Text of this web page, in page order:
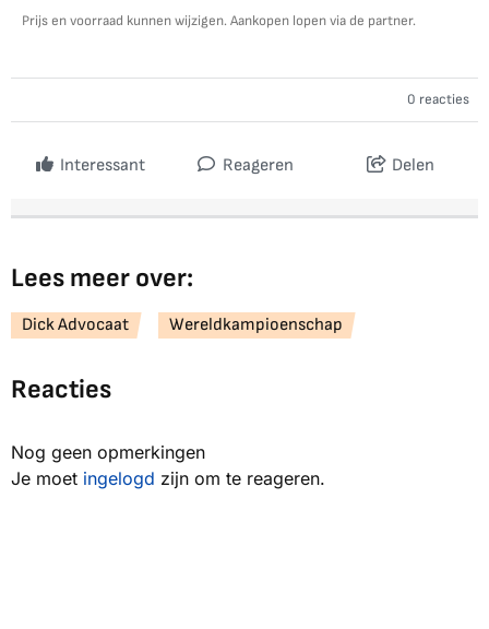
Prijs en voorraad kunnen wijzigen. Aankopen lopen via de partner.
0 reacties
Interessant Reageren Delen
Lees meer over:
Dick Advocaat Wereldkampioenschap
Reacties
Nog geen opmerkingen
Je moet ingelogd zijn om te reageren.